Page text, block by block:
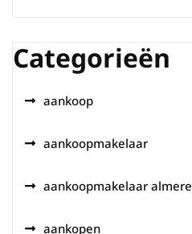
Categorieën
aankoop
aankoopmakelaar
aankoopmakelaar almere
aankopen